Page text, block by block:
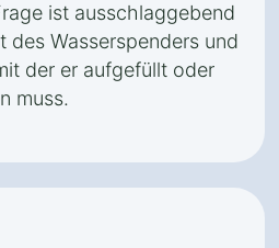
ist ausschlaggebend
des Wasserspenders und
der er aufgefüllt oder
muss.